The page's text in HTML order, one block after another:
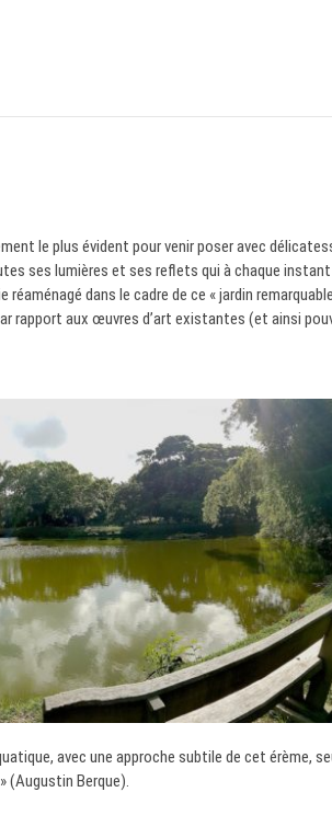
le plus évident pour venir poser avec
ses lumières et ses reflets qui à chaque
dans le cadre de ce « jardin
rapport aux œuvres d’art existantes (et ainsi
avec une approche subtile de cet érème,
(Augustin Berque).